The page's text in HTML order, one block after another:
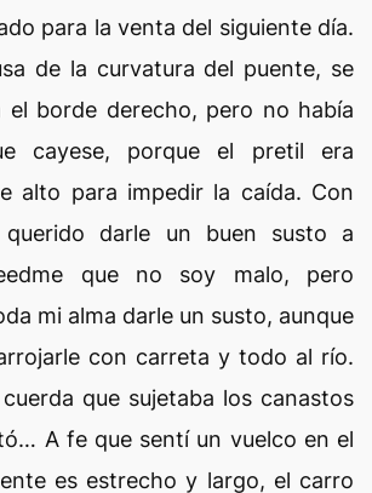
para la venta del siguiente día.
de la curvatura del puente, se
el borde derecho, pero no había
cayese, porque el pretil era
alto para impedir la caída. Con
darle un buen susto a
que no soy malo, pero
mi alma darle un susto, aunque
con carreta y todo al río.
que sujetaba los canastos
A fe que sentí un vuelco en el
es estrecho y largo, el carro